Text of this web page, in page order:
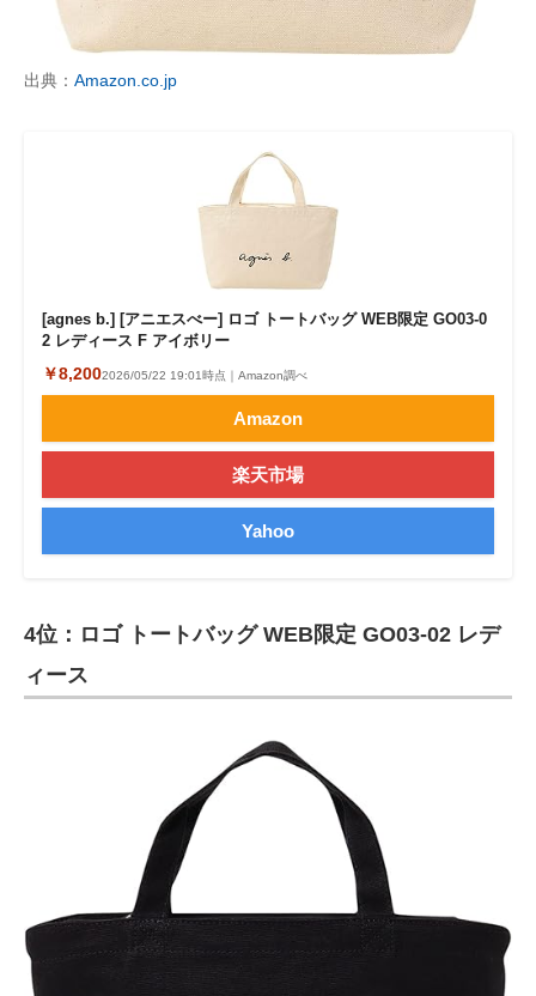
出典： Amazon.co.jp
[agnes b.] [アニエスべー] ロゴ トートバッグ WEB限定 GO03‐0
2 レディース F アイボリー
￥8,2002026/05/22 19:01時点｜Amazon調べ
Amazon
楽天市場
Yahoo
4位：ロゴ トートバッグ WEB限定 GO03‐02 レデ
ィース